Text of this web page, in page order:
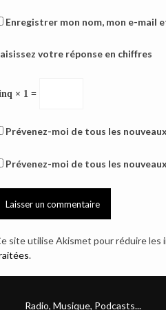
Enregistrer mon nom, mon e-mail
votre réponse en chiffres
× 1 =
Prévenez-moi de tous les
Prévenez-moi de tous les
site utilise Akismet pour réduire les
.
Radio, Musique, Podcasts...